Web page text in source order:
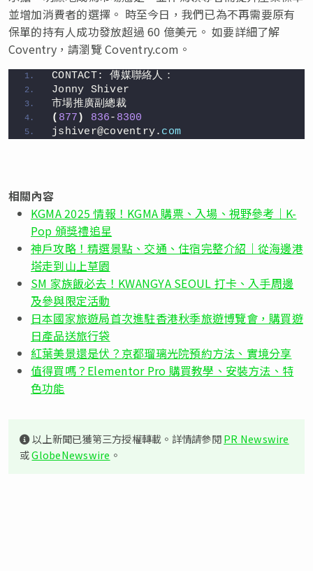
並增加消費者的選擇。 時至今日，我們已為不再需要原有
保單的持有人成功發放超過 60 億美元。 如要詳細了解
Coventry，請瀏覽 Coventry.com。
CONTACT: 傳媒聯絡人：
Jonny Shiver
市場推廣副總裁
( 877 ) 836- 8300
jshiver@coventry. com
相關內容
KGMA 2025 情報！KGMA 購票、入場、視野參考｜K-
Pop 頒獎禮追星
神戶攻略！精選景點、交通、住宿完整介紹｜從海邊港
塔走到山上草園
SM 家族飯必去！KWANGYA SEOUL 打卡、入手周邊
及參與限定活動
日本國家旅遊局首次進駐香港秋季旅遊博覽會，購買遊
日產品送旅行袋
紅葉美景還是伏？京都瑠璃光院預約方法、實境分享
值得買嗎？Elementor Pro 購買教學、安裝方法、特
色功能
以上新聞已獲第三方授權轉載。詳情請參閱PR Newswire
或GlobeNewswire 。